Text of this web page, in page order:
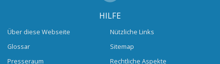
HILFE
Über diese Webseite
Glossar
Presseraum
Nützliche Links
Sitemap
Rechtliche Aspekte